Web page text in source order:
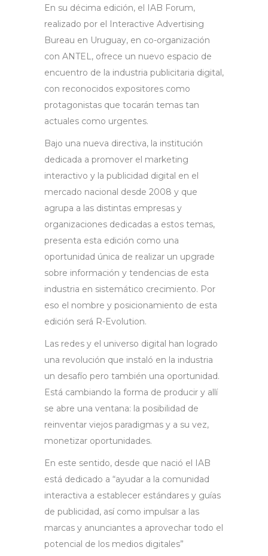
En su décima edición, el IAB Forum,
realizado por el Interactive Advertising
Bureau en Uruguay, en co-organización
con ANTEL, ofrece un nuevo espacio de
encuentro de la industria publicitaria digital,
con reconocidos expositores como
protagonistas que tocarán temas tan
actuales como urgentes.
Bajo una nueva directiva, la institución
dedicada a promover el marketing
interactivo y la publicidad digital en el
mercado nacional desde 2008 y que
agrupa a las distintas empresas y
organizaciones dedicadas a estos temas,
presenta esta edición como una
oportunidad única de realizar un upgrade
sobre información y tendencias de esta
industria en sistemático crecimiento. Por
eso el nombre y posicionamiento de esta
edición será R-Evolution.
Las redes y el universo digital han logrado
una revolución que instaló en la industria
un desafío pero también una oportunidad.
Está cambiando la forma de producir y allí
se abre una ventana: la posibilidad de
reinventar viejos paradigmas y a su vez,
monetizar oportunidades.
En este sentido, desde que nació el IAB
está dedicado a “ayudar a la comunidad
interactiva a establecer estándares y guías
de publicidad, así como impulsar a las
marcas y anunciantes a aprovechar todo el
potencial de los medios digitales”